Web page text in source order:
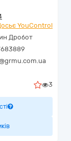
YouControl
Дробот
3